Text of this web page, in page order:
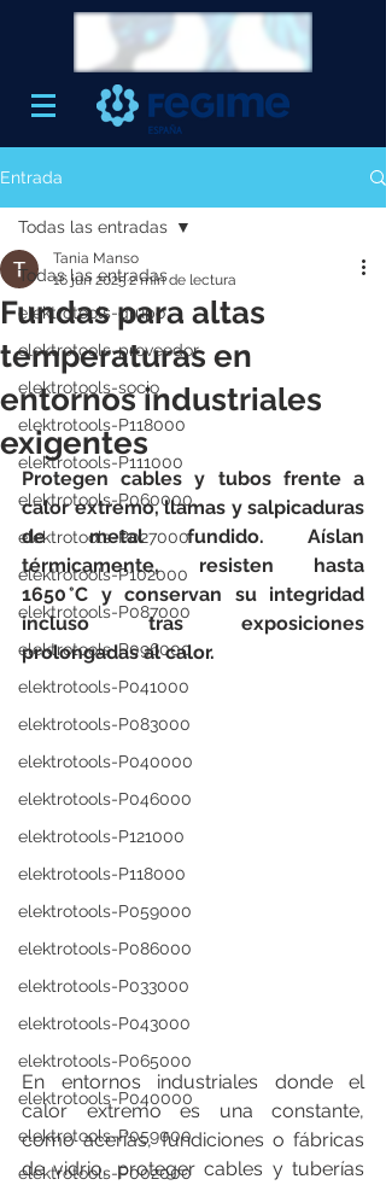
Entrada
Todas las entradas
elektrotools-grupo
elektrotools-proveedor
elektrotools-socio
elektrotools-P118000
elektrotools-P111000
elektrotools-P060000
elektrotools-P027000
elektrotools-P102000
elektrotools-P087000
elektrotools-P096000
elektrotools-P041000
elektrotools-P083000
elektrotools-P040000
elektrotools-P046000
elektrotools-P121000
elektrotools-P118000
elektrotools-P059000
elektrotools-P086000
elektrotools-P033000
elektrotools-P043000
elektrotools-P065000
elektrotools-P040000
elektrotools-P059000
elektrotools-P002000
Todas las entradas
Fundas para altas
temperaturas en
entornos industriales
exigentes
Tania Manso
16 jun 20252 min de lectura
Protegen cables y tubos frente a
calor extremo, llamas y salpicaduras
de metal fundido. Aíslan
térmicamente, resisten hasta
1650 °C y conservan su integridad
incluso tras exposiciones
prolongadas al calor.
En entornos industriales donde el
calor extremo es una constante,
como acerías, fundiciones o fábricas
de vidrio, proteger cables y tuberías